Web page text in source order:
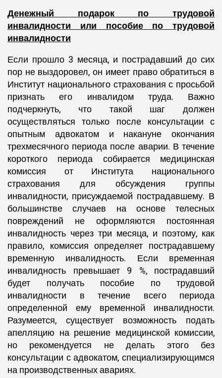
Денежный подарок по трудовой
инвалидности или пособие по трудовой
инвалидности
Если прошло 3 месяца, и пострадавший до сих
пор не выздоровел, он имеет право обратиться в
Институт национального страхования с просьбой
признать его инвалидом труда. Важно
подчеркнуть, что такой шаг должен
осуществляться только после консультации с
опытным адвокатом и накануне окончания
трехмесячного периода после аварии. В течение
короткого периода собирается медицинская
комиссия от Института национального
страхования для обсуждения группы
инвалидности, присуждаемой пострадавшему. В
большинстве случаев на основе телесных
повреждений не оформляются постоянная
инвалидность через три месяца, и поэтому, как
правило, комиссия определяет пострадавшему
временную инвалидность. Если временная
инвалидность превышает 9 %, пострадавший
будет получать пособие по трудовой
инвалидности в течение всего периода
определенной ему временной инвалидности.
Разумеется, существует возможность подать
апелляцию на решение медицинской комиссии,
но рекомендуется не делать этого без
консультации с адвокатом, специализирующимся
на производственных авариях.